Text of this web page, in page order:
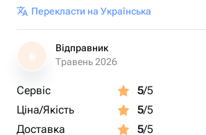
Перекласти на Українська
В
Відправник
Травень 2026
Сервіс 5/5
Ціна/Якість
5/5
Доставка
5/5